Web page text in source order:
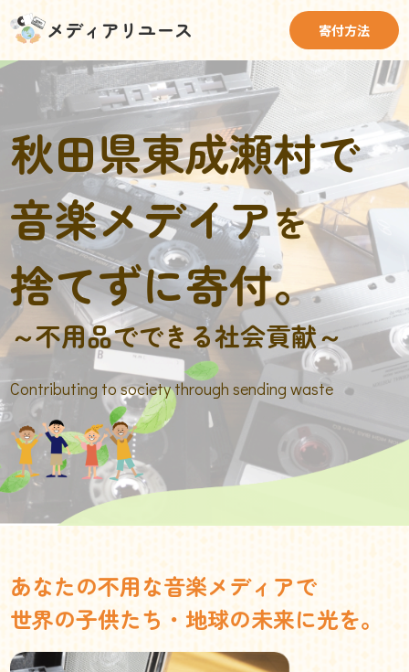
メディアリユース 寄付方法
秋田県東成瀬村で
音楽メデイアを
捨てずに寄付。
～不用品でできる社会貢献～
Contributing to society through sending waste
あなたの不用な音楽メディアで
世界の子供たち・地球の未来に光を。